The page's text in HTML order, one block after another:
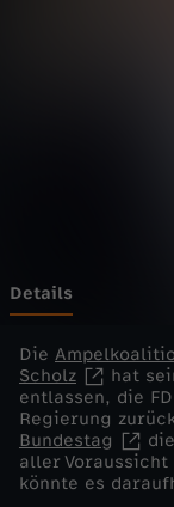
-
W
i
e
Details
Die
Scholz
hat
entlassen, die
Regierung
Bundestag
aller
könnte es